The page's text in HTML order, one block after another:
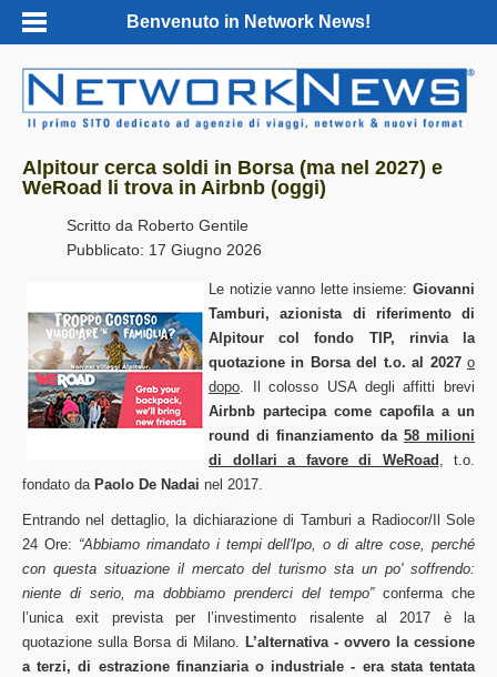
Benvenuto in Network News!
Alpitour cerca soldi in Borsa (ma nel 2027) e
WeRoad li trova in Airbnb (oggi)
Scritto da Roberto Gentile
Pubblicato: 17 Giugno 2026
Le notizie vanno lette insieme: Giovanni
Tamburi, azionista di riferimento di
Alpitour col fondo TIP, rinvia la
quotazione in Borsa del t.o. al 2027 o
dopo. Il colosso USA degli affitti brevi
Airbnb partecipa come capofila a un
round di finanziamento da 58 milioni
di dollari a favore di WeRoad , t.o.
fondato da Paolo De Nadai nel 2017.
Entrando nel dettaglio, la dichiarazione di Tamburi a Radiocor/Il Sole
24 Ore: “Abbiamo rimandato i tempi dell'Ipo, o di altre cose, perché
con questa situazione il mercato del turismo sta un po' soffrendo:
niente di serio, ma dobbiamo prenderci del tempo”conferma che
l’unica exit prevista per l’investimento risalente al 2017 è la
quotazione sulla Borsa di Milano. L’alternativa - ovvero la cessione
a terzi, di estrazione finanziaria o industriale - era stata tentata